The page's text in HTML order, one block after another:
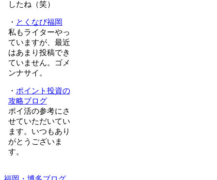
したね（笑）
・ とくなび福岡
私もライターやっ
ていますが、最近
はあまり投稿でき
ていません。ゴメ
ンナサイ。
・ ポイント投資の
攻略ブログ
ポイ活の参考にさ
せていただいてい
ます。いつもあり
がとうございま
す。